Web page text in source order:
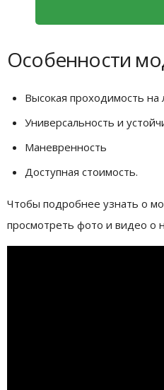
Особенности
Высокая проходимость на
Универсальность и
Маневренность
Доступная стоимость.
Чтобы подробнее узнать о
просмотреть фото и видео о